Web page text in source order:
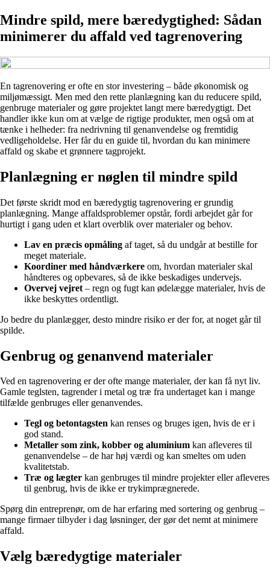
Mindre spild, mere bæredygtighed: Sådan
minimerer du affald ved tagrenovering
En tagrenovering er ofte en stor investering – både økonomisk og
miljømæssigt. Men med den rette planlægning kan du reducere spild,
genbruge materialer og gøre projektet langt mere bæredygtigt. Det
handler ikke kun om at vælge de rigtige produkter, men også om at
tænke i helheder: fra nedrivning til genanvendelse og fremtidig
vedligeholdelse. Her får du en guide til, hvordan du kan minimere
affald og skabe et grønnere tagprojekt.
Planlægning er nøglen til mindre spild
Det første skridt mod en bæredygtig tagrenovering er grundig
planlægning. Mange affaldsproblemer opstår, fordi arbejdet går for
hurtigt i gang uden et klart overblik over materialer og behov.
Lav en præcis opmåling af taget, så du undgår at bestille for
meget materiale.
Koordiner med håndværkere om, hvordan materialer skal
håndteres og opbevares, så de ikke beskadiges undervejs.
Overvej vejret – regn og fugt kan ødelægge materialer, hvis de
ikke beskyttes ordentligt.
Jo bedre du planlægger, desto mindre risiko er der for, at noget går til
spilde.
Genbrug og genanvend materialer
Ved en tagrenovering er der ofte mange materialer, der kan få nyt liv.
Gamle teglsten, tagrender i metal og træ fra undertaget kan i mange
tilfælde genbruges eller genanvendes.
Tegl og betontagsten kan renses og bruges igen, hvis de er i
god stand.
Metaller som zink, kobber og aluminium kan afleveres til
genanvendelse – de har høj værdi og kan smeltes om uden
kvalitetstab.
Træ og lægter kan genbruges til mindre projekter eller afleveres
til genbrug, hvis de ikke er trykimprægnerede.
Spørg din entreprenør, om de har erfaring med sortering og genbrug –
mange firmaer tilbyder i dag løsninger, der gør det nemt at minimere
affald.
Vælg bæredygtige materialer